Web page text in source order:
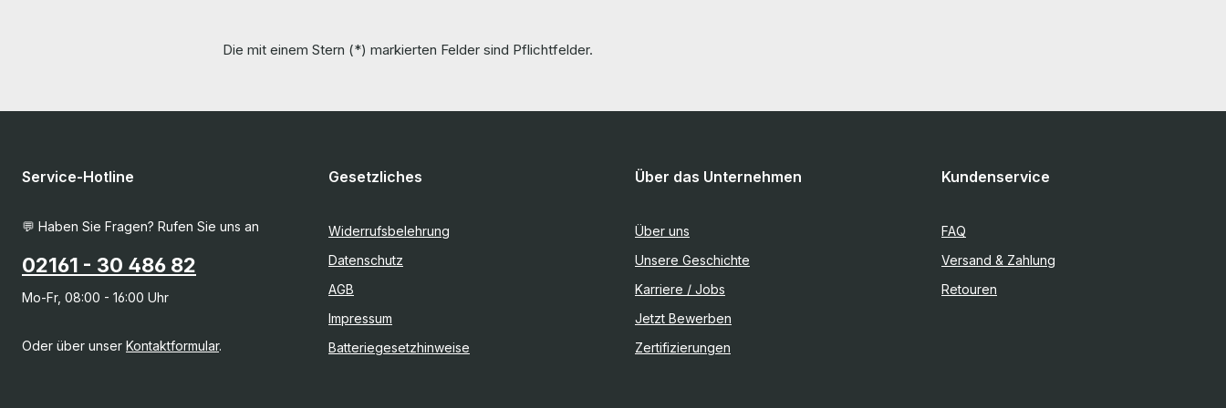
Die mit einem Stern (*) markierten Felder sind Pflichtfelder.
Service-Hotline
💬 Haben Sie Fragen? Rufen Sie uns an
02161 - 30 486 82
Mo-Fr, 08:00 - 16:00 Uhr
Oder über unser Kontaktformular.
Gesetzliches
Widerrufsbelehrung
Datenschutz
AGB
Impressum
Batteriegesetzhinweise
Über das Unternehmen
Über uns
Unsere Geschichte
Karriere / Jobs
Jetzt Bewerben
Zertifizierungen
Kundenservice
FAQ
Versand & Zahlung
Retouren